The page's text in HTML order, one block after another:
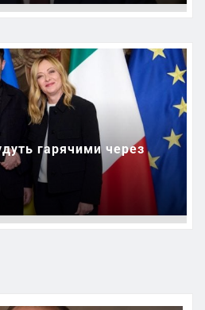
гарячими через